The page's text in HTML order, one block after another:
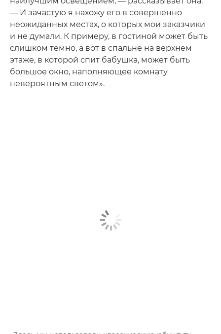
— И зачастую я нахожу его в совершенно
неожиданных местах, о которых мои заказчики
и не думали. К примеру, в гостиной может быть
слишком темно, а вот в спальне на верхнем
этаже, в которой спит бабушка, может быть
большое окно, наполняющее комнату
невероятным светом».